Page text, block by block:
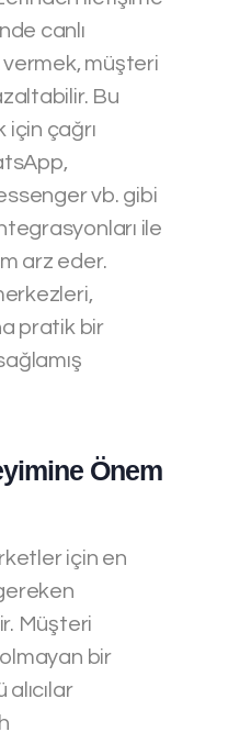
canlı
vermek, müşteri
Bu
için çağrı
vb. gibi
ile
arz eder.
pratik bir
Önem
için en
Müşteri
bir